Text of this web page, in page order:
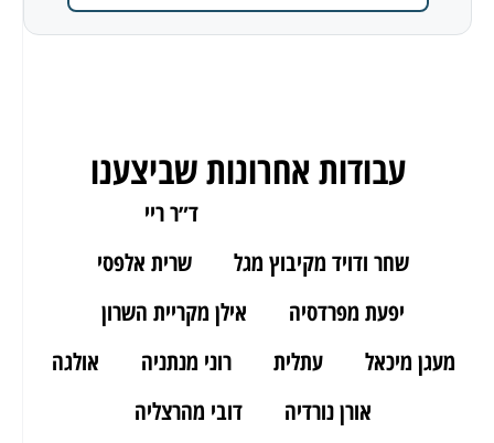
עבודות אחרונות שביצענו
ד״ר ריי
שחר ודויד מקיבוץ מגל
שרית אלפסי
יפעת מפרדסיה
אילן מקריית השרון
מעגן מיכאל
עתלית רוני מנתניה
אולגה
אורן נורדיה
דובי מהרצליה